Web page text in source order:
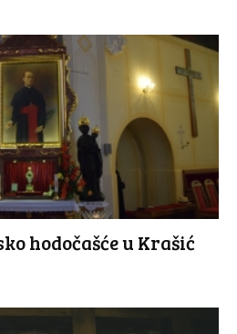
hodočašće u Krašić